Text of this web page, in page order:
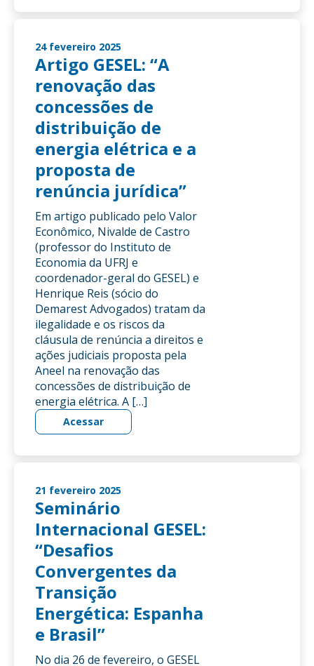
24 fevereiro 2025
Artigo GESEL: “A
renovação das
concessões de
distribuição de
energia elétrica e a
proposta de
renúncia jurídica”
Em artigo publicado pelo Valor
Econômico, Nivalde de Castro
(professor do Instituto de
Economia da UFRJ e
coordenador-geral do GESEL) e
Henrique Reis (sócio do
Demarest Advogados) tratam da
ilegalidade e os riscos da
cláusula de renúncia a direitos e
ações judiciais proposta pela
Aneel na renovação das
concessões de distribuição de
energia elétrica. A […]
Acessar
21 fevereiro 2025
Seminário
Internacional GESEL:
“Desafios
Convergentes da
Transição
Energética: Espanha
e Brasil”
No dia 26 de fevereiro, o GESEL